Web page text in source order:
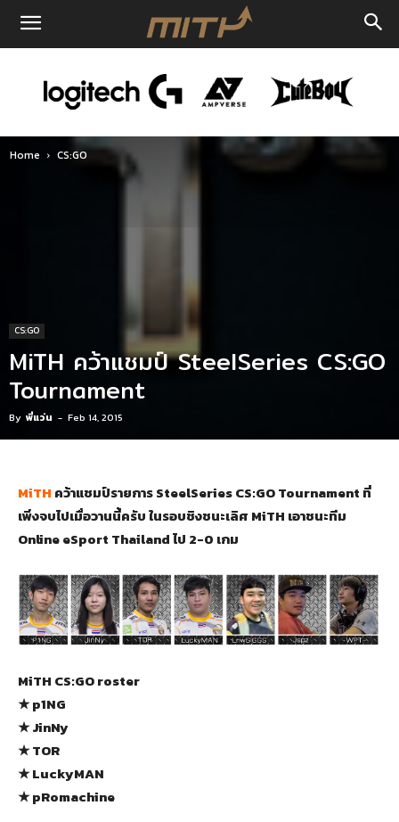
Home CS:GO
CS:GO
MiTH คว้าแชมป์ SteelSeries CS:GO
Tournament
By พี่แว่น - Feb 14, 2015
MiTH คว้าแชมป์รายการ SteelSeries CS:GO Tournament ที่
เพิ่งจบไปเมื่อวานนี้ครับ ในรอบชิงชนะเลิศ MiTH เอาชนะทีม
Online eSport Thailand ไป 2-0 เกม
MiTH CS:GO roster
★ p1NG
★ JinNy
★ TOR
★ LuckyMAN
★ pRomachine